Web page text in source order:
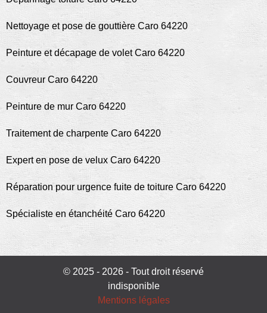
Nettoyage et pose de gouttière Caro 64220
Peinture et décapage de volet Caro 64220
Couvreur Caro 64220
Peinture de mur Caro 64220
Traitement de charpente Caro 64220
Expert en pose de velux Caro 64220
Réparation pour urgence fuite de toiture Caro 64220
Spécialiste en étanchéité Caro 64220
© 2025 - 2026 - Tout droit réservé
indisponible
Mentions légales